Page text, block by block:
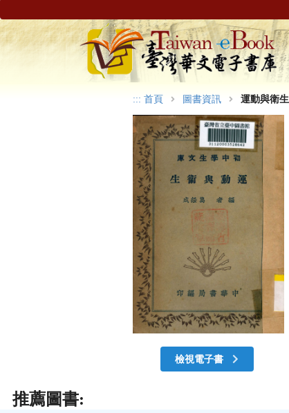
::: 首頁 圖書資訊 運動與衛生
檢視電子書
推薦圖書: